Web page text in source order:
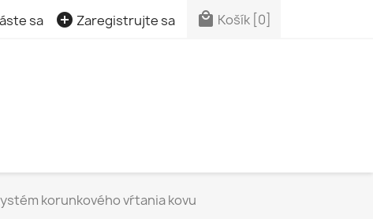
sa  Zaregistrujte sa  Košík [0]
korunkového vŕtania kovu